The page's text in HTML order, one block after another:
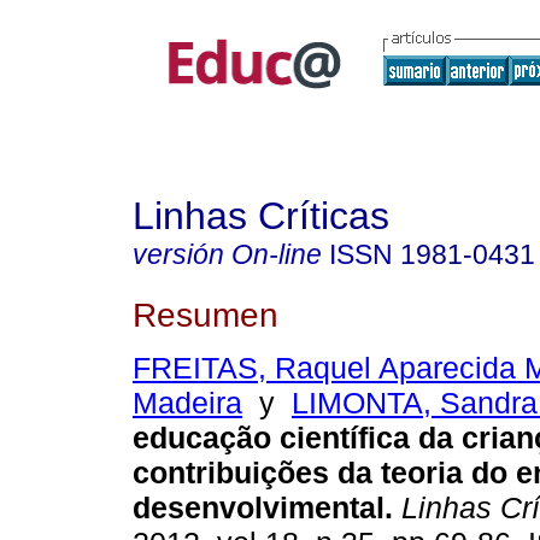
Linhas Críticas
versión On-line ISSN 1981-0431
Resumen
FREITAS, Raquel Aparecida
Madeira y LIMONTA,
educação científica da
contribuições da teoria do
desenvolvimental. Linhas